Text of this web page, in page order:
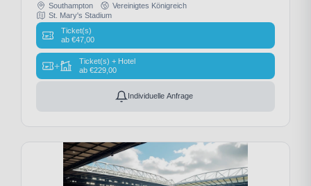
Southampton
Vereinigtes Königreich
St. Mary's Stadium
Ticket(s)
ab €47,00
+
Ticket(s) + Hotel
ab €229,00
Individuelle Anfrage